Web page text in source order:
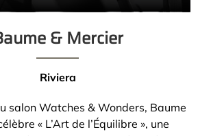
& Mercier
Riviera
salon Watches & Wonders, Baume
« L’Art de l’Équilibre », une